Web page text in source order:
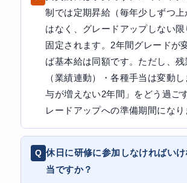
制では定期昇給（毎年少しずつ上
はなく、グレードアップしない限
固定されます。2年間グレードが
ば基本給は同額です。ただし、
（業績連動）・各種手当は変動
与が増えない2年間」をどう過ご
レードアップへの準備期間になり
休日に研修に参加しなければい
当ですか？